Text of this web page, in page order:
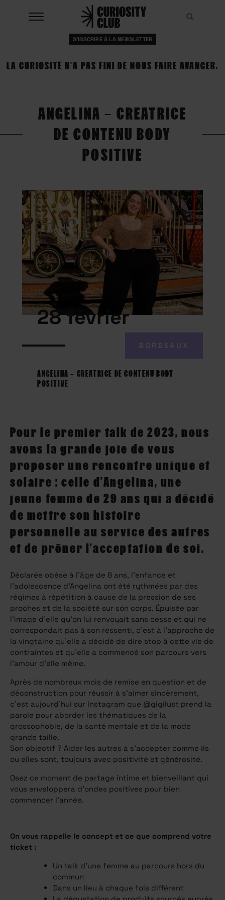
S'INSCRIRE À LA NEWSLETTER
LA CURIOSITÉ N'A PAS FINI DE NOUS FAIRE AVANCER.
ANGELINA – CREATRICE
DE CONTENU BODY
POSITIVE
28 février
ANGELINA – CREATRICE DE CONTENU BODY
POSITIVE
Pour le premier talk de 2023, nous
avons la grande joie de vous
proposer une rencontre unique et
solaire : celle d’Angelina, une
jeune femme de 29 ans qui a décidé
de mettre son histoire
personnelle au service des autres
et de prôner l’acceptation de soi.
Déclarée obèse à l’âge de 8 ans, l’enfance et
l’adolescence d’Angelina ont été rythmées par des
régimes à répétition à cause de la pression de ses
proches et de la société sur son corps. Épuisée par
l’image d’elle qu’on lui renvoyait sans cesse et qui ne
correspondait pas à son ressenti, c’est à l’approche de
la vingtaine qu’elle a décidé de dire stop à cette vie de
contraintes et qu’elle a commencé son parcours vers
l’amour d’elle même.
Après de nombreux mois de remise en question et de
déconstruction pour réussir à s’aimer sincèrement,
c’est aujourd’hui sur Instagram que @gigilust prend la
parole pour aborder les thématiques de la
grossophobie, de la santé mentale et de la mode
grande taille.
Son objectif ? Aider les autres à s’accepter comme ils
ou elles sont, toujours avec positivité et générosité.
Osez ce moment de partage intime et bienveillant qui
vous enveloppera d’ondes positives pour bien
commencer l’année.
On vous rappelle le concept et ce que comprend votre
ticket :
Un talk d’une femme au parcours hors du
commun
Dans un lieu à chaque fois différent